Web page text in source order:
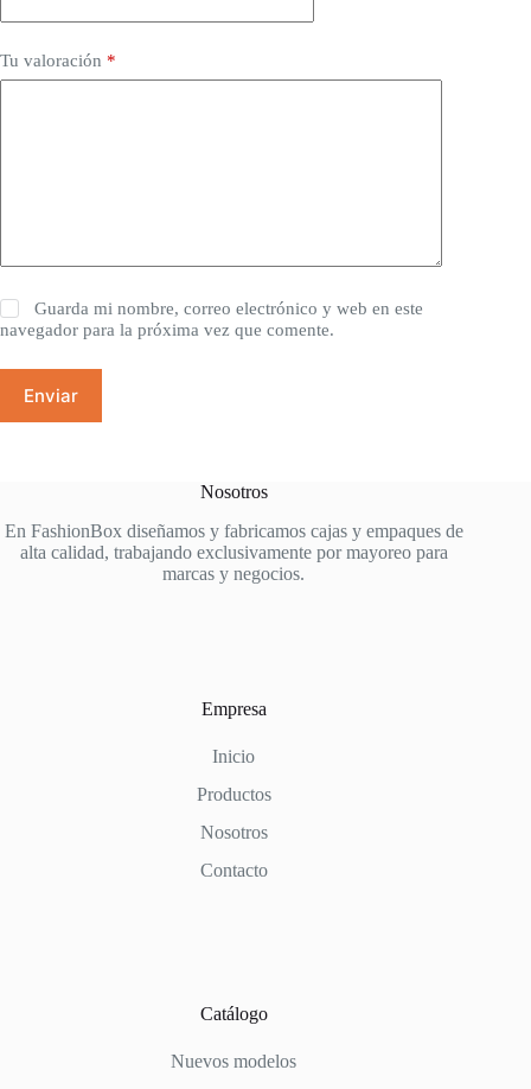
Tu valoración *
Guarda mi nombre, correo electrónico y web en este
navegador para la próxima vez que comente.
Enviar
Nosotros
En FashionBox diseñamos y fabricamos cajas y empaques de
alta calidad, trabajando exclusivamente por mayoreo para
marcas y negocios.
Empresa
Inicio
Productos
Nosotros
Contacto
Catálogo
Nuevos modelos